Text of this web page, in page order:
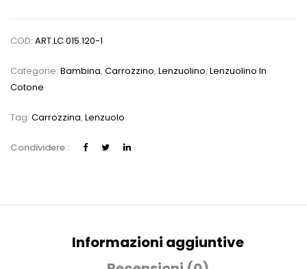
COD: ART.LC 015.120-1
Categorie: Bambina, Carrozzino, Lenzuolino, Lenzuolino In
Cotone
Tag: Carrozzina, Lenzuolo
Condividere :
Informazioni aggiuntive